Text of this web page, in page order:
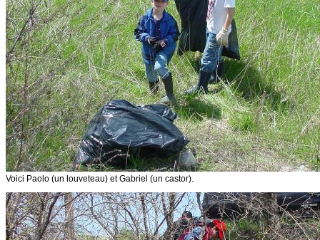
Voici Paolo (un louveteau) et Gabriel (un castor).